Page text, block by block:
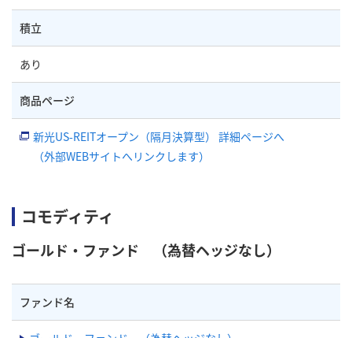
積立
あり
商品ページ
新光US-REITオープン（隔月決算型） 詳細ページへ
（外部WEBサイトへリンクします）
コモディティ
ゴールド・ファンド （為替ヘッジなし）
ファンド名